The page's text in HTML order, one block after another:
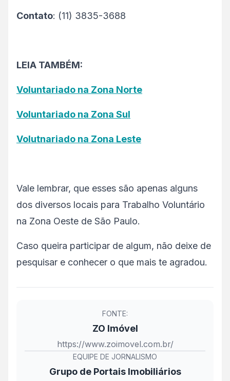
Contato: (11) 3835-3688
LEIA TAMBÉM:
Voluntariado na Zona Norte
Voluntariado na Zona Sul
Volutnariado na Zona Leste
Vale lembrar, que esses são apenas alguns
dos diversos locais para Trabalho Voluntário
na Zona Oeste de São Paulo.
Caso queira participar de algum, não deixe de
pesquisar e conhecer o que mais te agradou.
FONTE:
ZO Imóvel
https://www.zoimovel.com.br/
EQUIPE DE JORNALISMO
Grupo de Portais Imobiliários